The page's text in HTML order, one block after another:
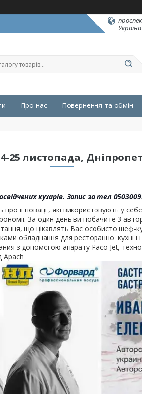
Україна
Про нас Повернення та обмін
25 листопада,
кухарів. Запис за тел
інновації, які використовують у
За один день ви побачите 3
що цікавлять Вас особисто шеф-
обладнання для ресторанної кухні
з допомогою апарату Paco Jet,
Apach.